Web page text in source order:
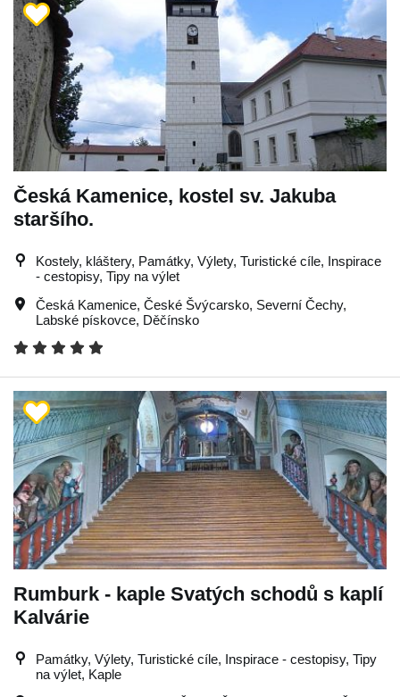
Česká Kamenice, kostel sv. Jakuba
staršího.
Kostely, kláštery, Památky, Výlety, Turistické cíle, Inspirace
- cestopisy, Tipy na výlet
Česká Kamenice, České Švýcarsko, Severní Čechy,
Labské pískovce, Děčínsko
Rumburk - kaple Svatých schodů s kaplí
Kalvárie
Památky, Výlety, Turistické cíle, Inspirace - cestopisy, Tipy
na výlet, Kaple